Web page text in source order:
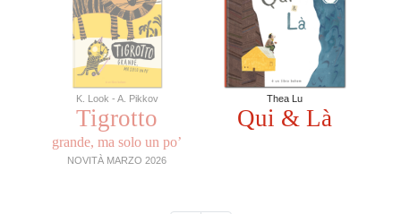
K. Look - A. Pikkov
Tigrotto
grande, ma solo un po’
NOVITÀ MARZO 2026
Thea Lu
Qui & Là